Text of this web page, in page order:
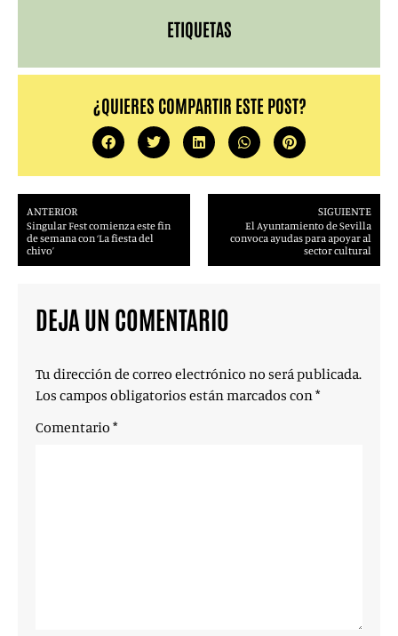
ETIQUETAS
¿QUIERES COMPARTIR ESTE POST?
ANTERIOR
Singular Fest comienza este fin
de semana con ‘La fiesta del
chivo’
SIGUIENTE
El Ayuntamiento de Sevilla
convoca ayudas para apoyar al
sector cultural
DEJA UN COMENTARIO
Tu dirección de correo electrónico no será publicada.
Los campos obligatorios están marcados con*
Comentario *